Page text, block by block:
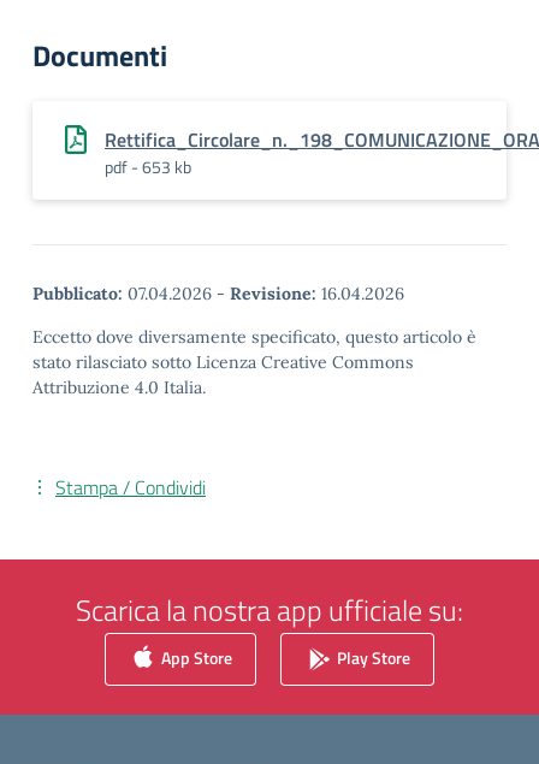
Documenti
pdf - 653 kb
Pubblicato: 07.04.2026 - Revisione: 16.04.2026
Eccetto dove diversamente specificato, questo articolo è
stato rilasciato sotto Licenza Creative Commons
Attribuzione 4.0 Italia.
Stampa / Condividi
Scarica la nostra app ufficiale su:
App Store Play Store